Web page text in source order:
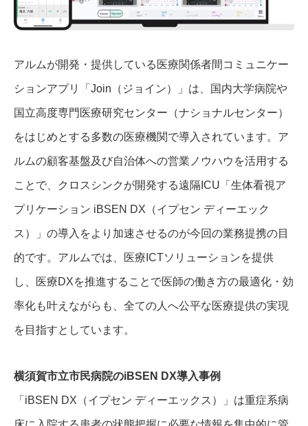
アルムが開発・提供している医療関係者間コミュニケー
ションアプリ「Join（ジョイン）」は、国内大学病院や
国立高度専門医療研究センター（ナショナルセンター）
をはじめとする多数の医療機関で導入されています。ア
ルムの顧客基盤及び自治体への営業ノウハウを活用する
ことで、クロスシンクが開発する遠隔ICU「生体看視ア
プリケーション iBSEN DX（イプセン ディーエック
ス）」の導入をより加速させるのが今回の業務提携の目
的です。アルムでは、医療ICTソリューションを提供
し、医療DXを推進することで医師の働き方の最適化・効
率化も叶えながらも、全ての人へ公平な医療提供の実現
を目指すとしています。
横須賀市立市民病院のiBSEN DX導入事例
「iBSEN DX（イプセン ディーエックス）」は重症系病